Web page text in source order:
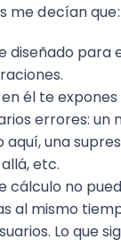
me decían que:
diseñado para
.
él te expones
errores: un
aquí, una
etc.
cálculo no
al mismo
Lo que